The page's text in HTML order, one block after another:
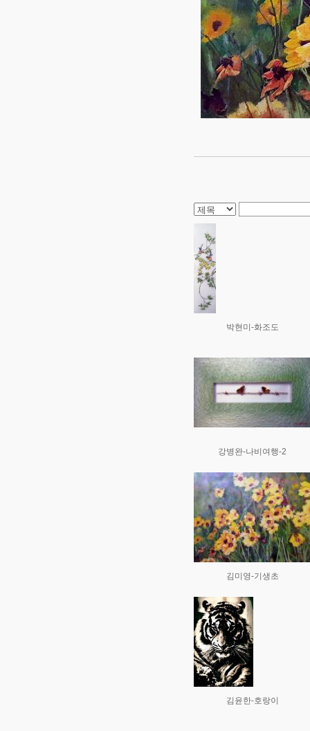
박현미-화조도
강병완-나비여행-2
김미영-기생초
김윤한-호랑이